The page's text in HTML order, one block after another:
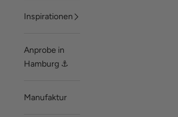
Inspirationen
Anprobe in
Hamburg ⚓
Manufaktur